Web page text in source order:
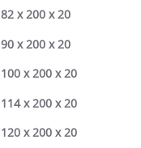
82 х 200 х 20
90 х 200 х 20
100 х 200 х 20
114 х 200 х 20
120 х 200 х 20